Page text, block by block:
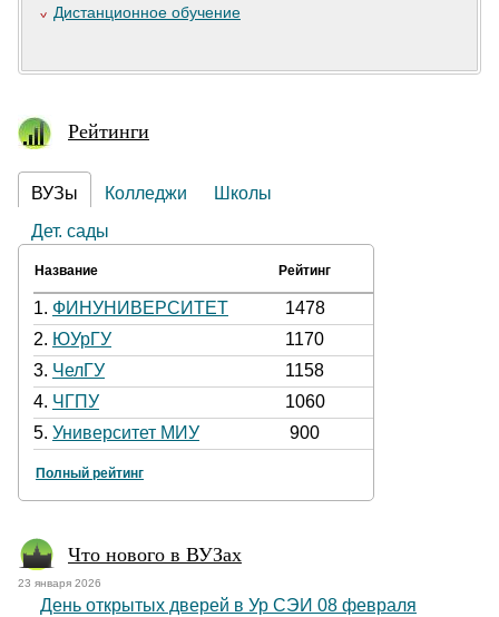
Дистанционное обучение
Рейтинги
ВУЗы Колледжи
Школы
Дет. сады
Название Рейтинг
1. ФИНУНИВЕРСИТЕТ
1478
2. ЮУрГУ
1170
3. ЧелГУ
1158
4. ЧГПУ
1060
5. Университет МИУ 900
Полный рейтинг
Что нового в ВУЗах
23 января 2026
День открытых дверей в Ур СЭИ 08 февраля